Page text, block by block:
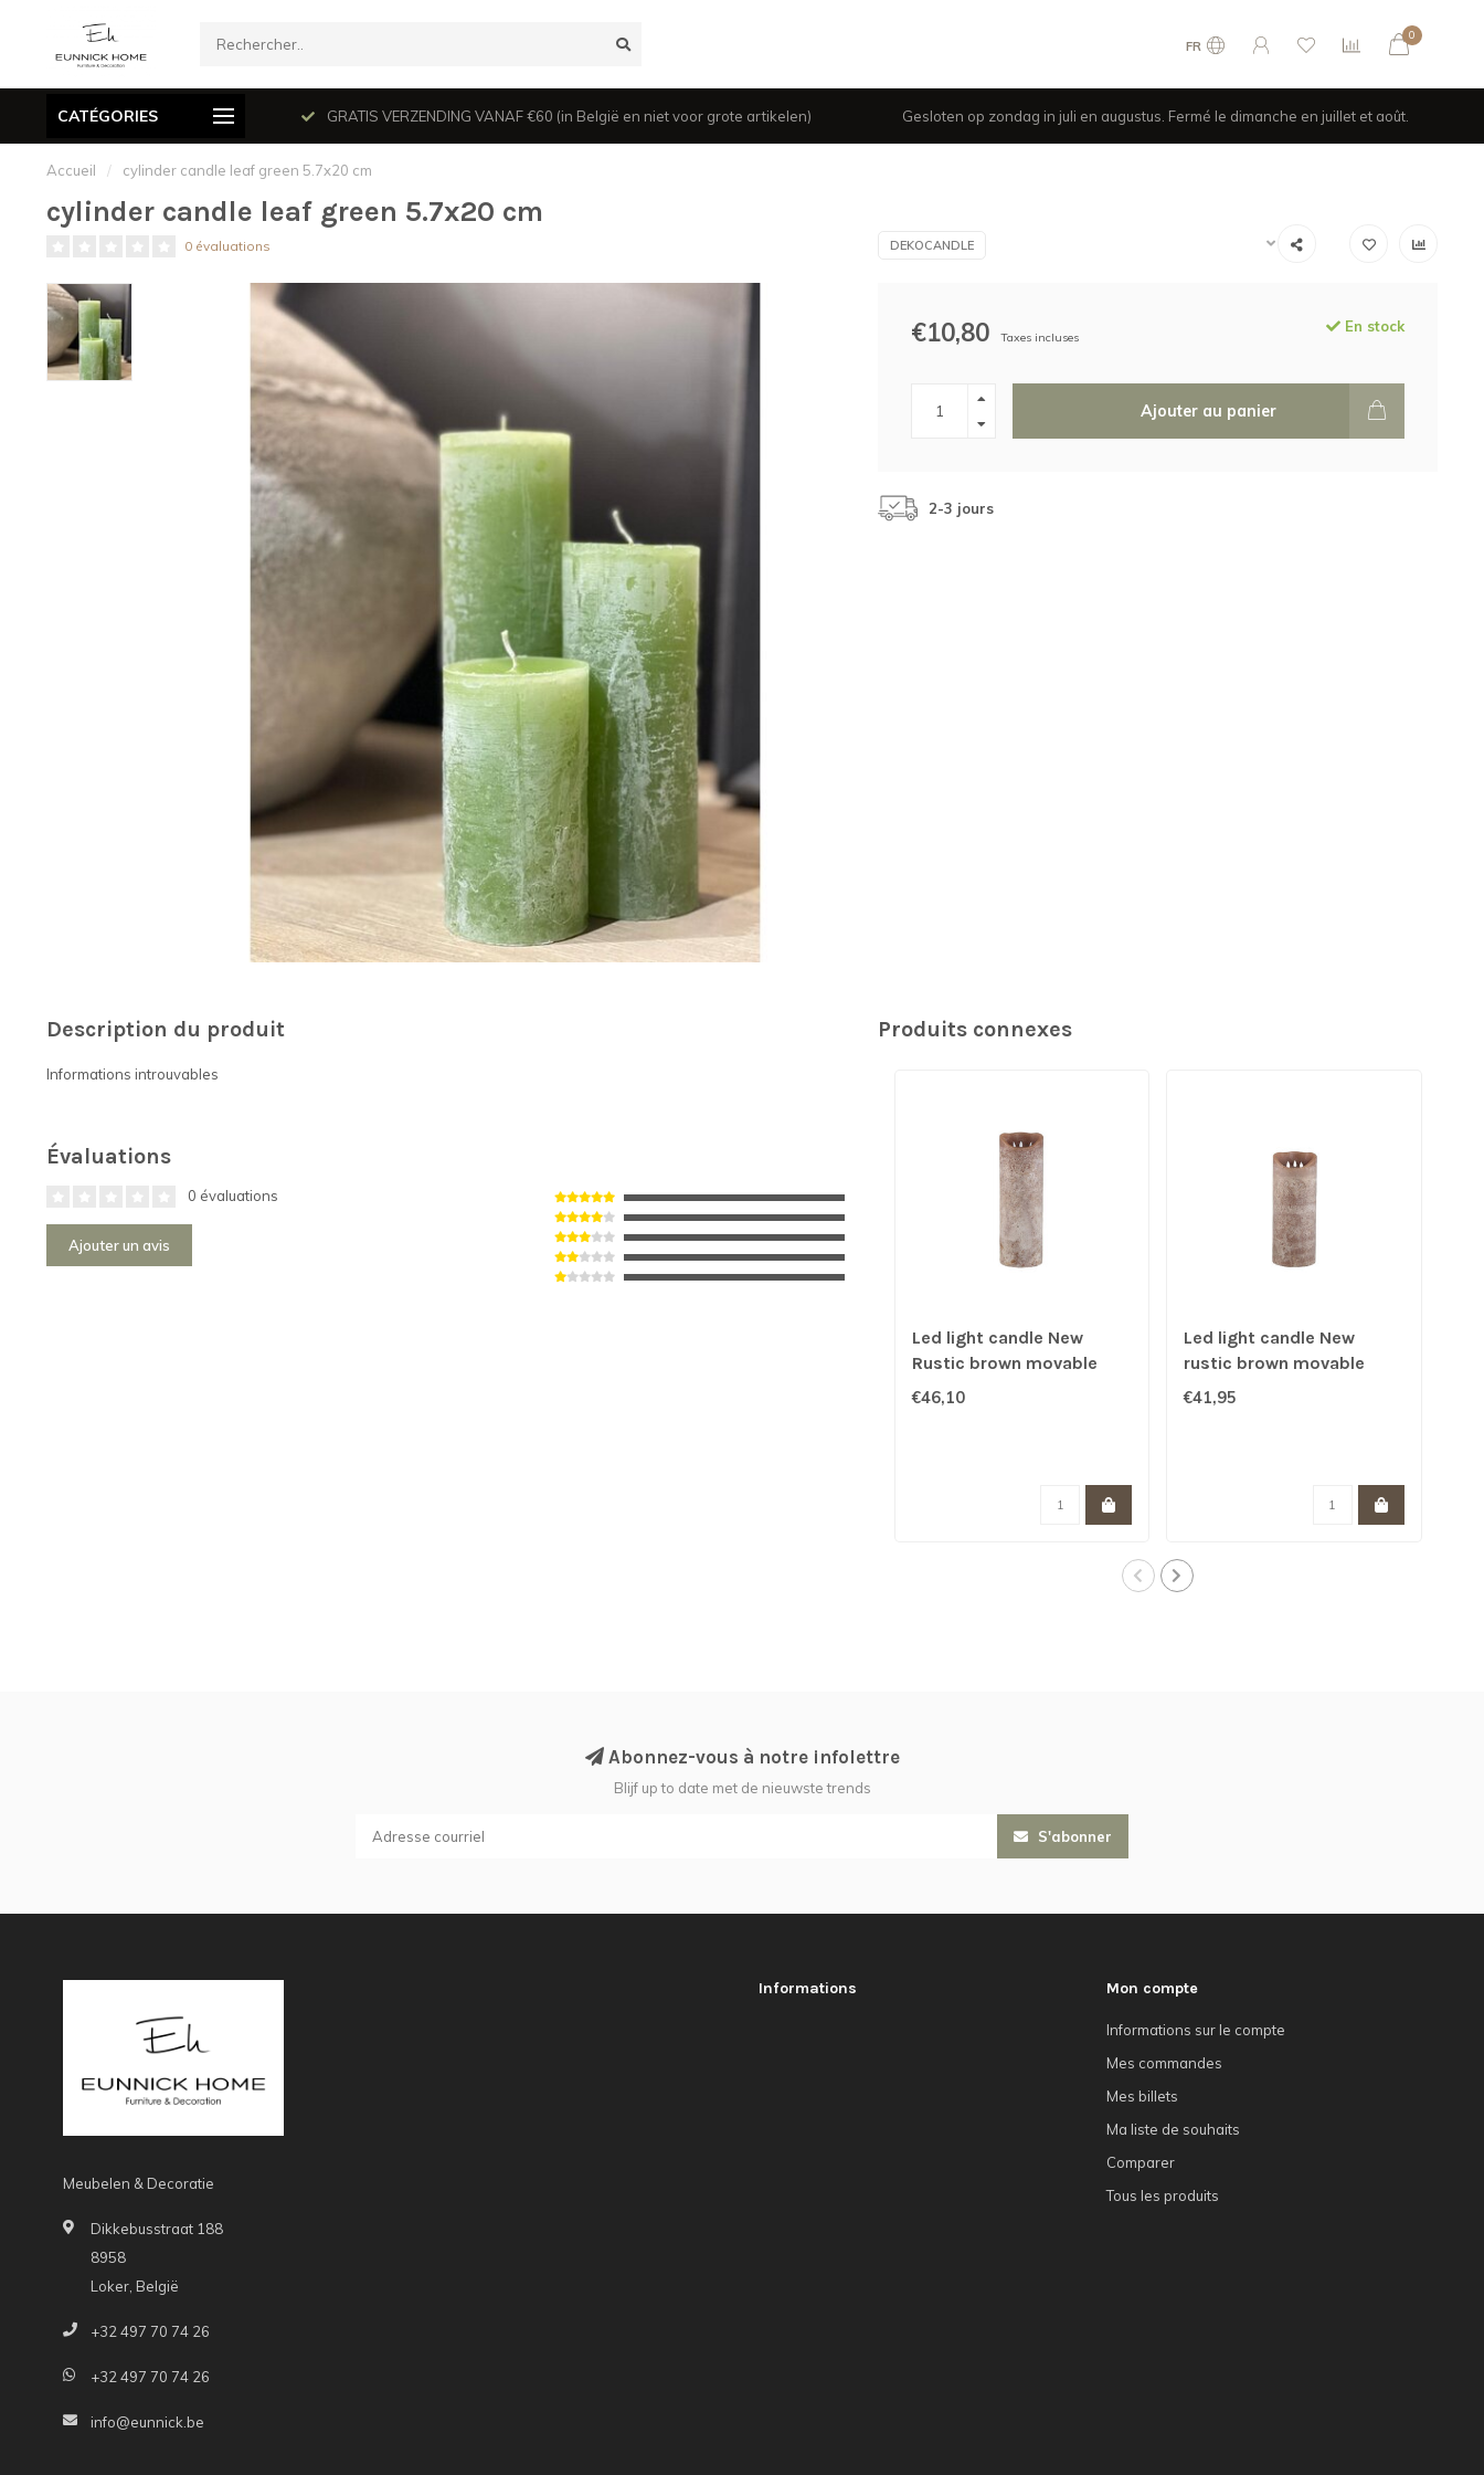
FR
0
CATÉGORIES
le dimanche en juillet et août. GRATIS VERZENDING VANAF €60 (in België en niet voor grote artikelen) Gesloten op zondag in juli en augustus. Fermé le dimanche en juillet et août.
Accueil / cylinder candle leaf green 5.7x20 cm
cylinder candle leaf green 5.7x20 cm
0 évaluations DEKOCANDLE
€10,80 Taxes incluses
En stock
Ajouter au panier
2-3 jours
Description du produit
Informations introuvables
Évaluations
0 évaluations
Ajouter un avis
Produits connexes
Led light candle New
Rustic brown movable
flame L
€46,10
Led light candle New
rustic brown movable
flame M
€41,95
Abonnez-vous à notre infolettre
Blijf up to date met de nieuwste trends
S'abonner
Meubelen & Decoratie
Dikkebusstraat 188
8958
Loker, België
+32 497 70 74 26
+32 497 70 74 26
info@eunnick.be
Informations Mon compte
Informations sur le compte
Mes commandes
Mes billets
Ma liste de souhaits
Comparer
Tous les produits